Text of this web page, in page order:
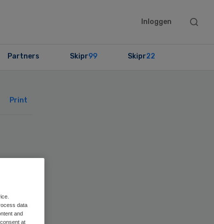
Inloggen
Search
Partners Skipr99 Skipr22
Print
data
and
at